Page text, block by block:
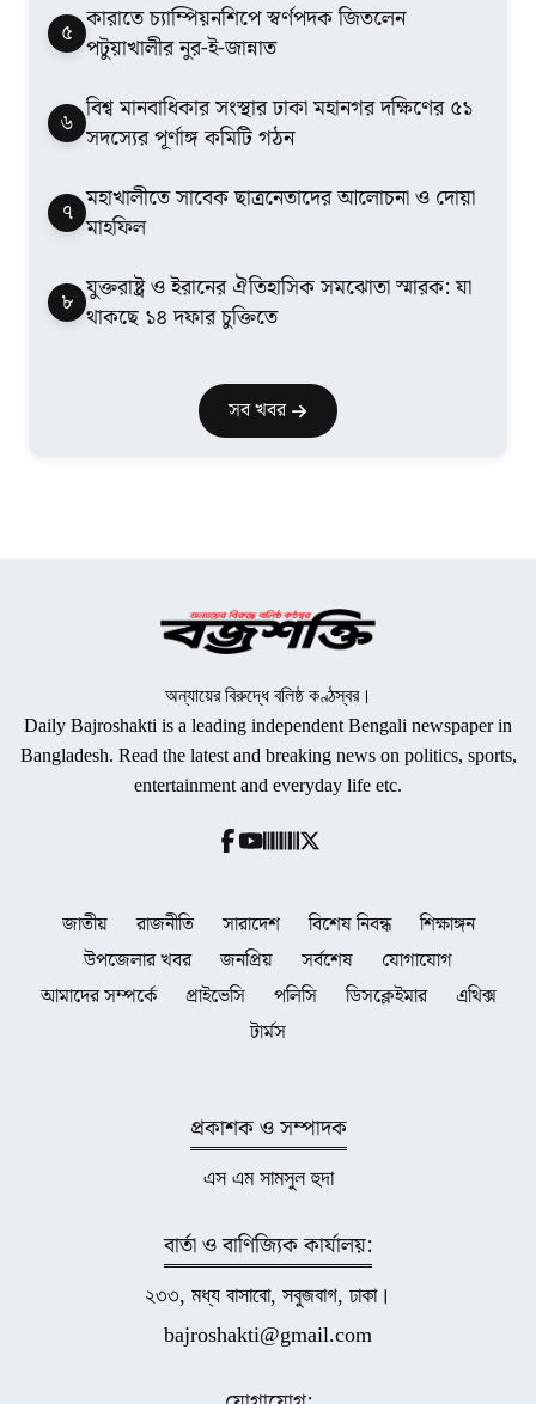
৫ কারাতে চ্যাম্পিয়নশিপে স্বর্ণপদক জিতলেন
পটুয়াখালীর নুর-ই-জান্নাত
৬ বিশ্ব মানবাধিকার সংস্থার ঢাকা মহানগর দক্ষিণের ৫১
সদস্যের পূর্ণাঙ্গ কমিটি গঠন
৭ মহাখালীতে সাবেক ছাত্রনেতাদের আলোচনা ও দোয়া
মাহফিল
৮ যুক্তরাষ্ট্র ও ইরানের ঐতিহাসিক সমঝোতা স্মারক: যা
থাকছে ১৪ দফার চুক্তিতে
সব খবর
অন্যায়ের বিরুদ্ধে বলিষ্ঠ কণ্ঠস্বর।
Daily Bajroshakti is a leading independent Bengali newspaper in
Bangladesh. Read the latest and breaking news on politics, sports,
entertainment and everyday life etc.
জাতীয় রাজনীতি সারাদেশ বিশেষ নিবন্ধ
শিক্ষাঙ্গন
উপজেলার খবর
জনপ্রিয় সর্বশেষ
যোগাযোগ
আমাদের সম্পর্কে
প্রাইভেসি পলিসি ডিসক্লেইমার
এথিক্স
টার্মস
প্রকাশক ও সম্পাদক
এস এম সামসুল হুদা
বার্তা ও বাণিজ্যিক কার্যালয়:
২৩৩, মধ্য বাসাবো, সবুজবাগ, ঢাকা।
bajroshakti@gmail.com